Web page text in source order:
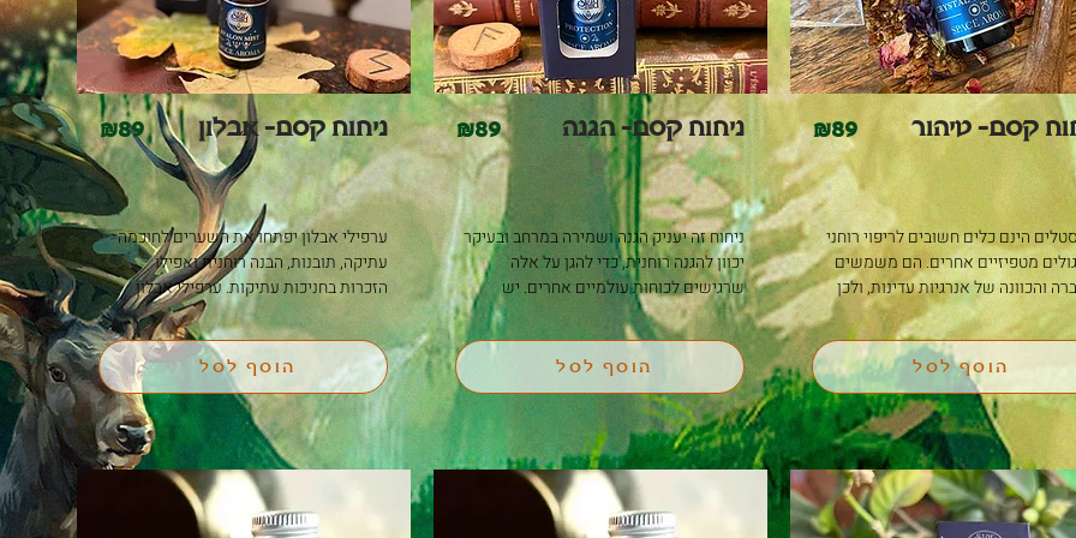
&89 ניחוח קסם- אבלון
ערפילי אבלון יפתחו את השערים לחוכמה
עתיקה, תובנות, הבנה רוחנית ואפילו
הזכרות בחניכות עתיקות. ערפילי אבלון
הינם הצעיף שעוטף את המסתורין ושומר
על הסף שבין העולמות. השתמשו בניחוח
זה על מנת להתאים את אבלון  כמקור
השראה וחוכמה. הכוכבים אשר יהדהדו:
יופיטר ~ חוכמה, שגשוג, רוחניות, אמונה,
תקווה, צמיחה אישית, הגנה, ריפוי, הדרכה.
נפטון ~ אנרגיות עדינות, דמיון, ניחוש,
עבודת חלומות, אהבה בלתי
הוסף לסל
&89 ניחוח קסם- הגנה
יכוון להגנה רוחנית, כדי להגן על אלה
שרגישים לכוחות עולמיים אחרים. יש
לדעת, עם זאת, שלצמחי מרפא אין את
עצמי, יצירתיות, ביטחון עצמי, תקשורת עם
הוסף לסל
&89 קסם- טיהור
קריסטלים הינם כלים חשובים לריפוי רוחני
חשוב לנקות ולהטעין אותם באופן קבוע.
תערובת זו מכילה שמנים הקשורים באופן
כוכבים מהדהדים: שמש ~ טיהור, מימוש
עצמי גבוה יותר. אורנוס ~ ערוצי תקשורת
הוסף לסל